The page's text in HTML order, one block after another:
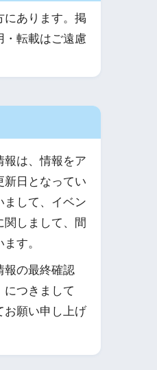
にあります。掲
・転載はご遠慮
報は、情報をア
新日となってい
まして、イベン
関しまして、間
す。
報の最終確認
につきまして
お願い申し上げ